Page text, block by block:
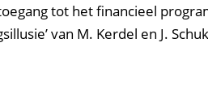
tot het financieel
van M. Kerdel en J.